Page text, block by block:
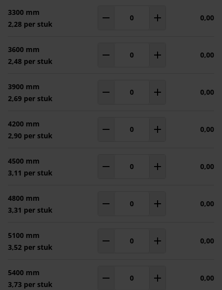
3300 mm
2,28 per stuk
Aantal m¹ 0,00
3600 mm
2,48 per stuk
Aantal m¹ 0,00
3900 mm
2,69 per stuk
Aantal m¹ 0,00
4200 mm
2,90 per stuk
Aantal m¹ 0,00
4500 mm
3,11 per stuk
Aantal m¹ 0,00
4800 mm
3,31 per stuk
Aantal m¹ 0,00
5100 mm
3,52 per stuk
Aantal m¹ 0,00
5400 mm
3,73 per stuk
Aantal m¹ 0,00